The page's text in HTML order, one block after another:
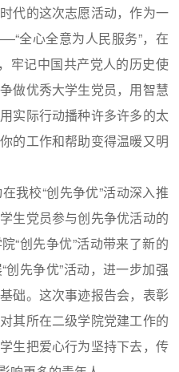
代的这次志愿活动，作为一
全心全意为人民服务”，在
牢记中国共产党人的历史使
做优秀大学生党员，用智慧
实际行动播种许多许多的太
的工作和帮助变得温暖又明
我校“创先争优”活动深入推
生党员参与创先争优活动的
“创先争优”活动带来了新的
先争优”活动，进一步加强
础。这次事迹报告会，表彰
其所在二级学院党建工作的
生把爱心行为坚持下去，传